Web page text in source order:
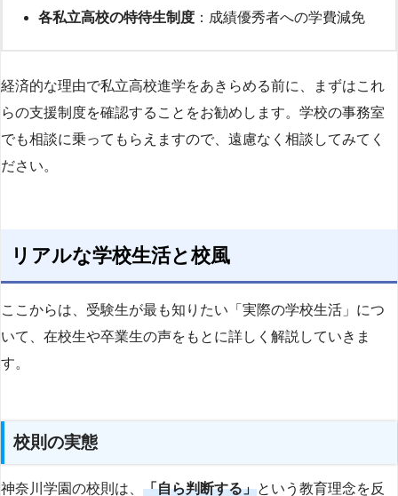
各私立高校の特待生制度 ：成績優秀者への学費減免
経済的な理由で私立高校進学をあきらめる前に、まずはこれ
らの支援制度を確認することをお勧めします。学校の事務室
でも相談に乗ってもらえますので、遠慮なく相談してみてく
ださい。
リアルな学校生活と校風
ここからは、受験生が最も知りたい「実際の学校生活」につ
いて、在校生や卒業生の声をもとに詳しく解説していきま
す。
校則の実態
神奈川学園の校則は、 「自ら判断する」という教育理念を反